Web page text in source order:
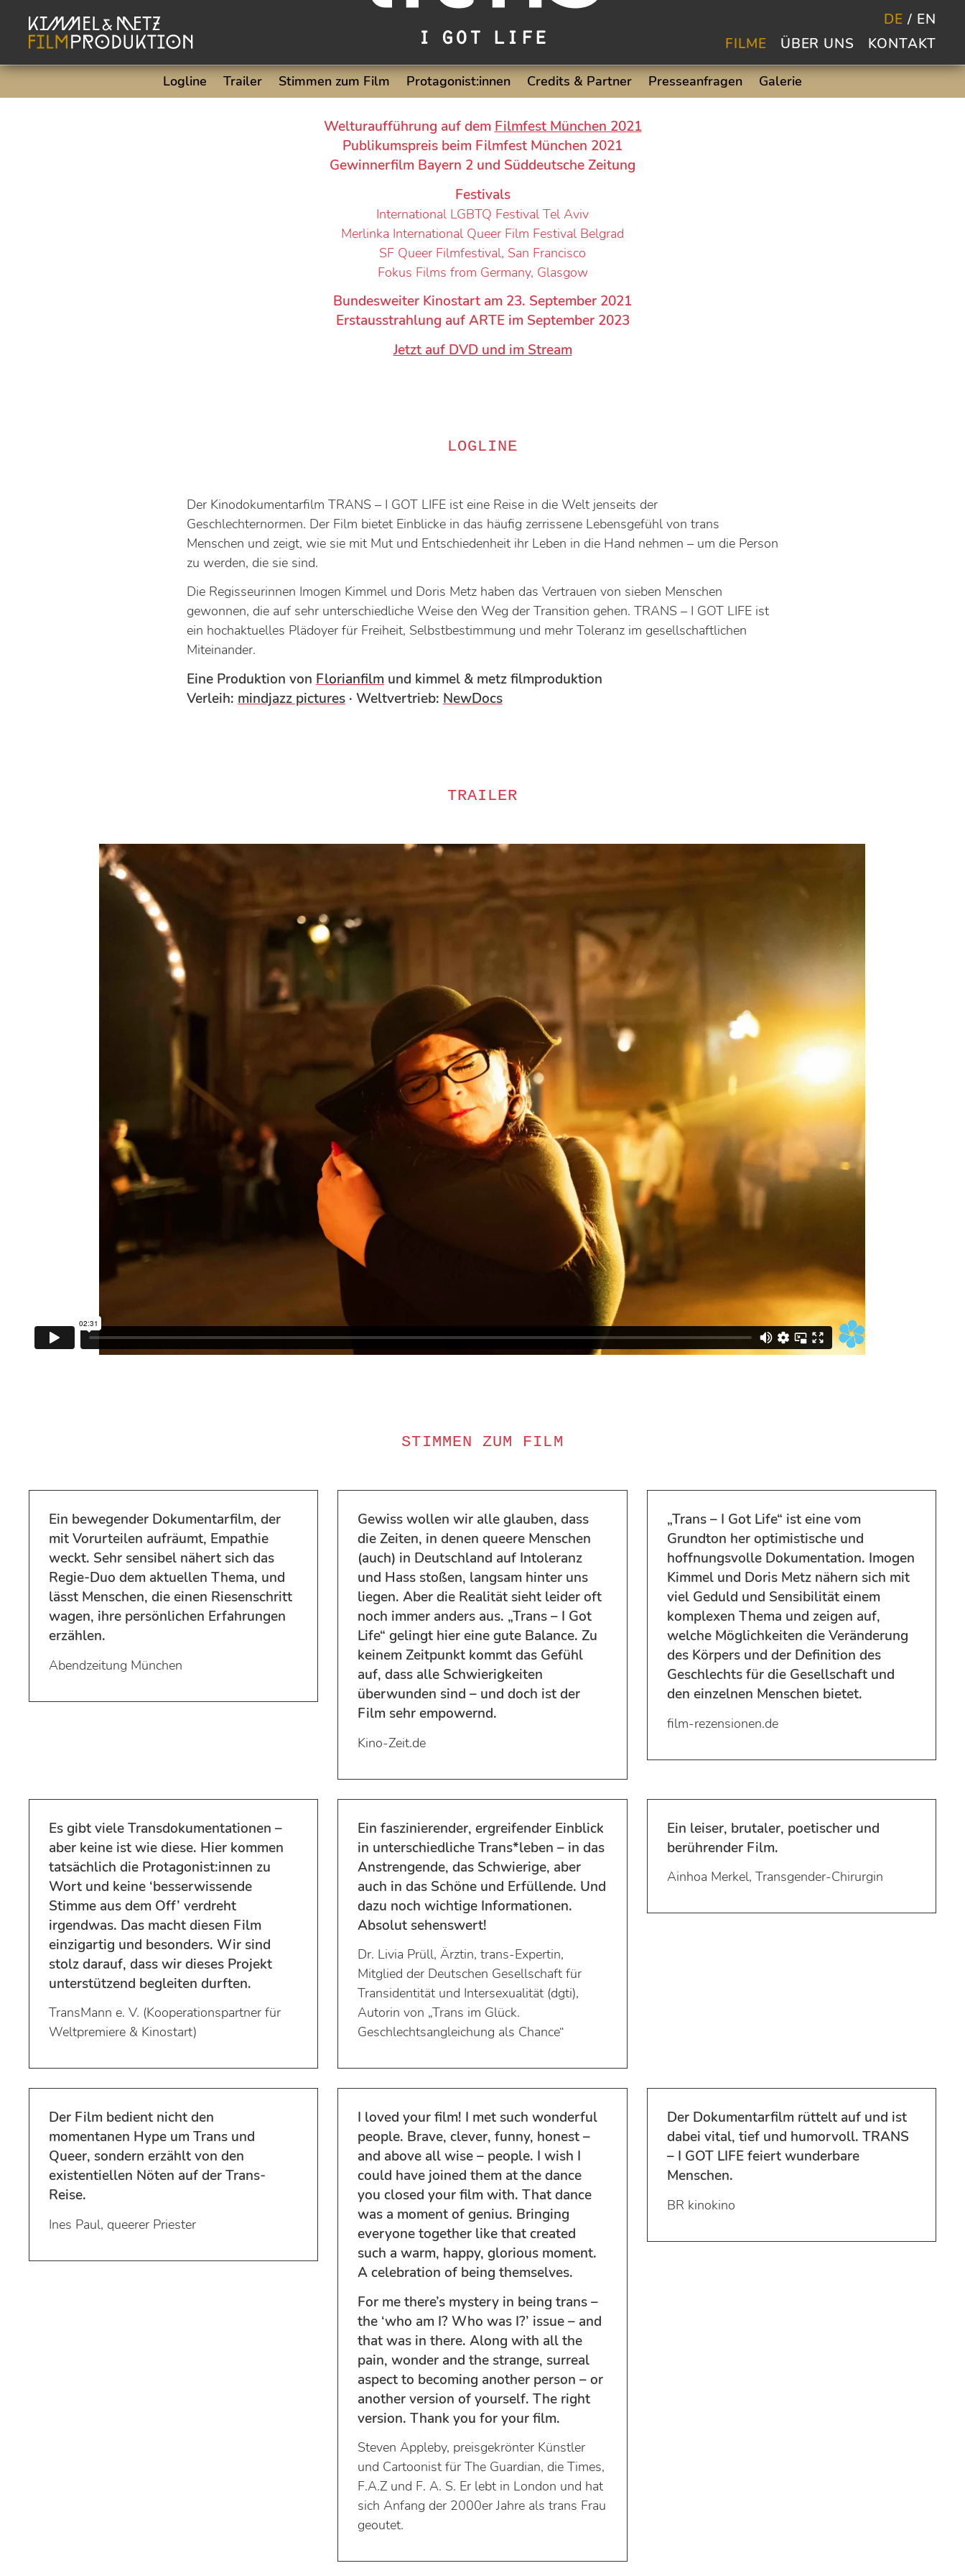
DE
EN
FILME
ÜBER UNS KONTAKT
Logline Trailer Stimmen zum Film Protagonist:innen Credits & Partner Presseanfragen Galerie
Welturaufführung auf dem Filmfest München 2021
Publikumspreis beim Filmfest München 2021
Gewinnerfilm Bayern 2 und Süddeutsche Zeitung
Festivals
International LGBTQ Festival Tel Aviv
Merlinka International Queer Film Festival Belgrad
SF Queer Filmfestival, San Francisco
Fokus Films from Germany, Glasgow
Bundesweiter Kinostart am 23. September 2021
Erstausstrahlung auf ARTE im September 2023
Jetzt auf DVD und im Stream
LOGLINE
Der Kinodokumentarfilm TRANS – I GOT LIFE ist eine Reise in die Welt jenseits der
Geschlechternormen. Der Film bietet Einblicke in das häufig zerrissene Lebensgefühl von trans
Menschen und zeigt, wie sie mit Mut und Entschiedenheit ihr Leben in die Hand nehmen – um die Person
zu werden, die sie sind.
Die Regisseurinnen Imogen Kimmel und Doris Metz haben das Vertrauen von sieben Menschen
gewonnen, die auf sehr unterschiedliche Weise den Weg der Transition gehen. TRANS – I GOT LIFE ist
ein hochaktuelles Plädoyer für Freiheit, Selbstbestimmung und mehr Toleranz im gesellschaftlichen
Miteinander.
Eine Produktion von Florianfilmund kimmel & metz filmproduktion
Verleih: mindjazz pictures· Weltvertrieb: NewDocs
TRAILER
STIMMEN ZUM FILM
Ein bewegender Dokumentarfilm, der
mit Vorurteilen aufräumt, Empathie
weckt. Sehr sensibel nähert sich das
Regie-Duo dem aktuellen Thema, und
lässt Menschen, die einen Riesenschritt
wagen, ihre persönlichen Erfahrungen
erzählen.
Abendzeitung München
Gewiss wollen wir alle glauben, dass
die Zeiten, in denen queere Menschen
(auch) in Deutschland auf Intoleranz
und Hass stoßen, langsam hinter uns
liegen. Aber die Realität sieht leider oft
noch immer anders aus. „Trans – I Got
Life“ gelingt hier eine gute Balance. Zu
keinem Zeitpunkt kommt das Gefühl
auf, dass alle Schwierigkeiten
überwunden sind – und doch ist der
Film sehr empowernd.
Kino-Zeit.de
„Trans – I Got Life“ ist eine vom
Grundton her optimistische und
hoffnungsvolle Dokumentation. Imogen
Kimmel und Doris Metz nähern sich mit
viel Geduld und Sensibilität einem
komplexen Thema und zeigen auf,
welche Möglichkeiten die Veränderung
des Körpers und der Definition des
Geschlechts für die Gesellschaft und
den einzelnen Menschen bietet.
film-rezensionen.de
Es gibt viele Trans­dokumentationen –
aber keine ist wie diese. Hier kommen
tatsächlich die Protagonist:innen zu
Wort und keine ‘besserwissende
Stimme aus dem Off’ verdreht
irgendwas. Das macht diesen Film
einzigartig und besonders. Wir sind
stolz darauf, dass wir dieses Projekt
unterstützend begleiten durften.
TransMann e. V. (Kooperationspartner für
Weltpremiere & Kinostart)
Ein faszinierender, ergreifender Einblick
in unterschiedliche Trans*leben – in das
Anstrengende, das Schwierige, aber
auch in das Schöne und Erfüllende. Und
dazu noch wichtige Informationen.
Absolut sehenswert!
Dr. Livia Prüll, Ärztin, trans-Expertin,
Mitglied der Deutschen Gesellschaft für
Transidentität und Intersexualität (dgti),
Autorin von „Trans im Glück.
Geschlechtsangleichung als Chance“
Ein leiser, brutaler, poetischer und
berührender Film.
Ainhoa Merkel, Transgender-Chirurgin
Der Film bedient nicht den
momentanen Hype um Trans und
Queer, sondern erzählt von den
existentiellen Nöten auf der Trans-
Reise.
Ines Paul, queerer Priester
I loved your film! I met such wonderful
people. Brave, clever, funny, honest –
and above all wise – people. I wish I
could have joined them at the dance
you closed your film with. That dance
was a moment of genius. Bringing
everyone together like that created
such a warm, happy, glorious moment.
A celebration of being themselves.
For me there’s mystery in being trans –
the ‘who am I? Who was I?’ issue – and
that was in there. Along with all the
pain, wonder and the strange, surreal
aspect to becoming another person – or
another version of yourself. The right
version. Thank you for your film.
Steven Appleby, preisgekrönter Künstler
und Cartoonist für The Guardian, die Times,
F.A.Z und F. A. S. Er lebt in London und hat
sich Anfang der 2000er Jahre als trans Frau
geoutet.
Der Dokumentarfilm rüttelt auf und ist
dabei vital, tief und humorvoll. TRANS
– I GOT LIFE feiert wunderbare
Menschen.
BR kinokino